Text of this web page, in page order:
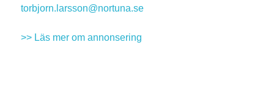
torbjorn.larsson@nortuna.se
>> Läs mer om annonsering